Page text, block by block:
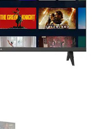
Pomoć pri kupovini